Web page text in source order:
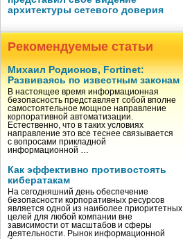
архитектуры сетевого доверия
Рекомендуемые статьи
Михаил Родионов, Fortinet:
Развиваясь по известным законам
В настоящее время информационная
безопасность представляет собой вполне
самостоятельное мощное направление
корпоративной автоматизации.
Естественно, что в таких условиях
направление это все теснее связывается
с вопросами прикладной
информационной …
Как эффективно противостоять
кибератакам
На сегодняшний день обеспечение
безопасности корпоративных ресурсов
является одной из наиболее приоритетных
целей для любой компании вне
зависимости от масштабов и сферы
деятельности. Рынок информационной